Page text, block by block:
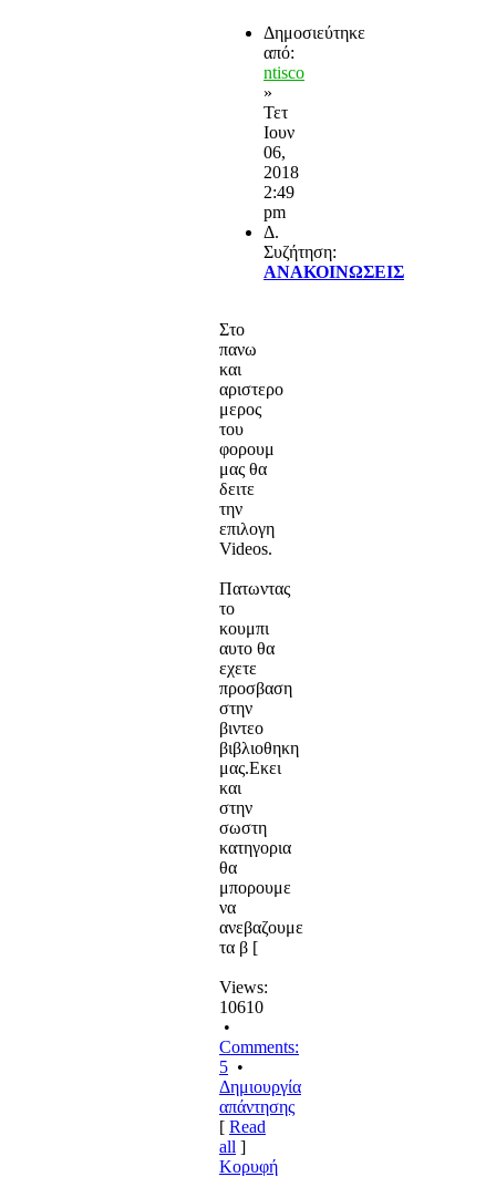
Δημοσιεύτηκε
από:
ntisco
»
Τετ
Ιουν
06,
2018
2:49
pm
Δ.
Συζήτηση:
ΑΝΑΚΟΙΝΩΣΕΙΣ
Στο
πανω
και
αριστερο
μερος
του
φορουμ
μας θα
δειτε
την
επιλογη
Videos.
Πατωντας
το
κουμπι
αυτο θα
εχετε
προσβαση
στην
βιντεο
βιβλιοθηκη
μας.Εκει
και
στην
σωστη
κατηγορια
θα
μπορουμε
να
ανεβαζουμε
τα β [
Views:
10610
•
Comments:
5 •
Δημιουργία
απάντησης
[ Read
all ]
Κορυφή